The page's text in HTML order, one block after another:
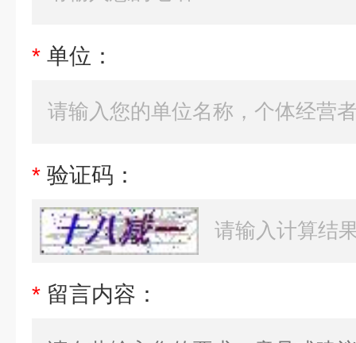
* 单位：
* 验证码：
* 留言内容：